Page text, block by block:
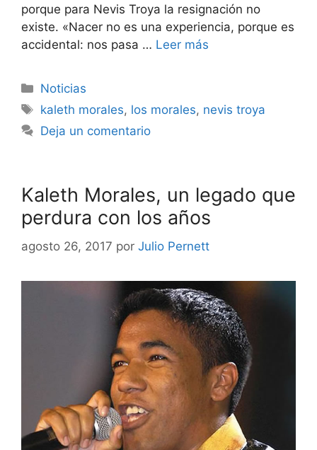
porque para Nevis Troya la resignación no
existe. «Nacer no es una experiencia, porque es
accidental: nos pasa … Leer más
Noticias
kaleth morales, los morales, nevis troya
Deja un comentario
Kaleth Morales, un legado que
perdura con los años
agosto 26, 2017 por Julio Pernett